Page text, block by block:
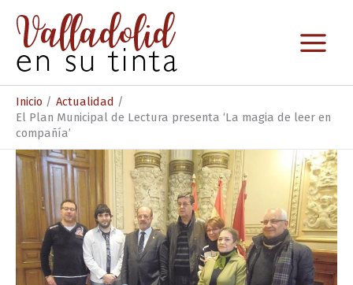
contenido
Inicio
Actualidad
El Plan Municipal de Lectura presenta ‘La magia de leer en
compañía’